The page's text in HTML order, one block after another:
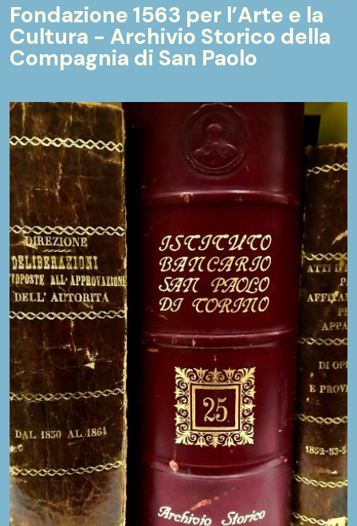
Fondazione 1563 per l’Arte e la
Cultura - Archivio Storico della
Compagnia di San Paolo